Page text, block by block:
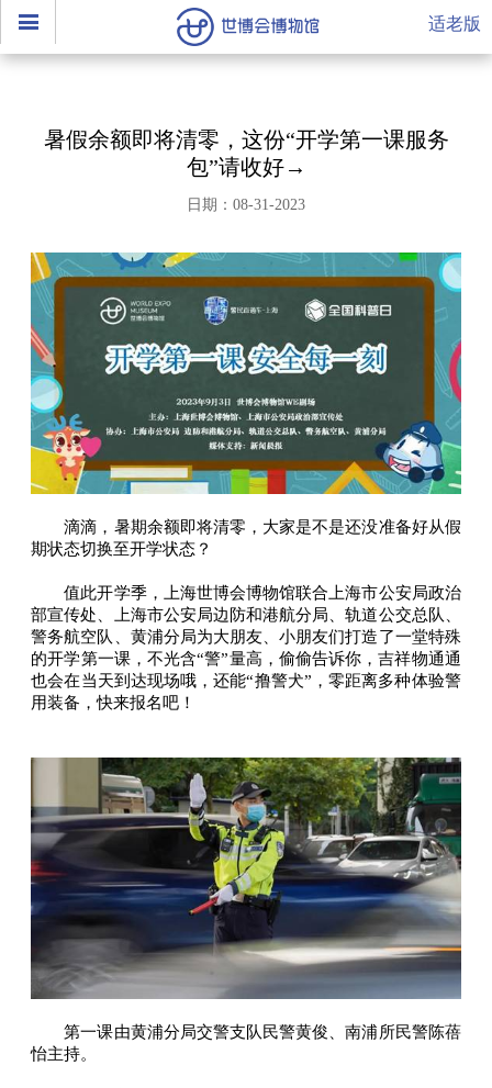
适老版
暑假余额即将清零，这份“开学第一课服务
包”请收好→
日期：08-31-2023
滴滴，暑期余额即将清零，大家是不是还没准备好从假
期状态切换至开学状态？
值此开学季，上海世博会博物馆联合上海市公安局政治
部宣传处、上海市公安局边防和港航分局、轨道公交总队、
警务航空队、黄浦分局为大朋友、小朋友们打造了一堂特殊
的开学第一课，不光含“警”量高，偷偷告诉你，吉祥物通通
也会在当天到达现场哦，还能“撸警犬”，零距离多种体验警
用装备，快来报名吧！
第一课由黄浦分局交警支队民警黄俊、南浦所民警陈蓓
怡主持。